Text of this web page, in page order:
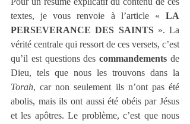
textes, je vous renvoie à l’article « LA
PERSEVERANCE DES SAINTS ». La
vérité centrale qui ressort de ces versets, c’est
qu’il est questions des commandements de
Torah, car non seulement ils n’ont pas été
abolis, mais ils ont aussi été obéis par Jésus
et les apôtres. Le problème, c’est que nous